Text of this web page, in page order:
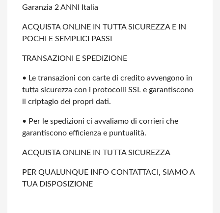
Garanzia 2 ANNI Italia
ACQUISTA ONLINE IN TUTTA SICUREZZA E IN
POCHI E SEMPLICI PASSI
TRANSAZIONI E SPEDIZIONE
• Le transazioni con carte di credito avvengono in
tutta sicurezza con i protocolli SSL e garantiscono
il criptagio dei propri dati.
• Per le spedizioni ci avvaliamo di corrieri che
garantiscono efficienza e puntualità.
ACQUISTA ONLINE IN TUTTA SICUREZZA
PER QUALUNQUE INFO CONTATTACI, SIAMO A
TUA DISPOSIZIONE